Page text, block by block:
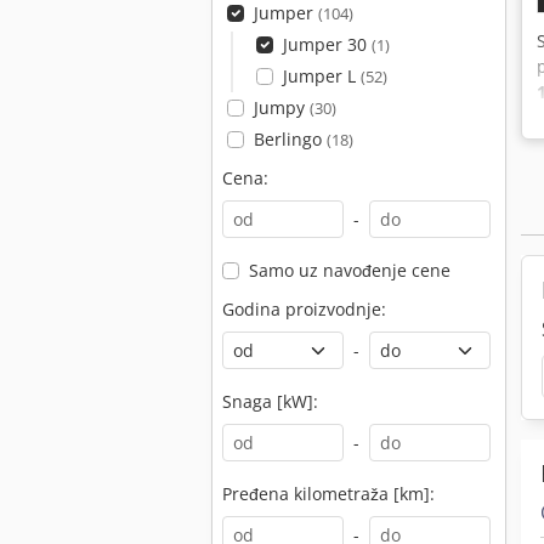
Jumper (104)
Jumper 30 (1)
Jumper L (52)
Jumpy (30)
Berlingo (18)
Cena:
-
Samo uz navođenje cene
Godina proizvodnje:
-
Snaga [kW]:
-
Pređena kilometraža [km]:
-